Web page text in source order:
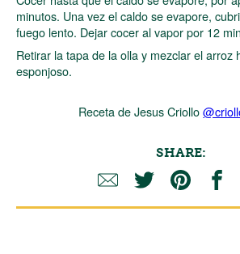
minutos. Una vez el caldo se evapore,
fuego lento. Dejar cocer al vapor por 12
Retirar la tapa de la olla y mezclar el arroz
esponjoso.
Receta de Jesus Criollo
SHARE: